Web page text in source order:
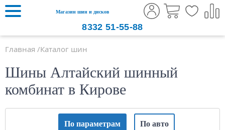
Магазин шин и дисков
8332 51-55-88
Главная Каталог шин
Шины Алтайский шинный
комбинат в Кирове
По параметрам По авто